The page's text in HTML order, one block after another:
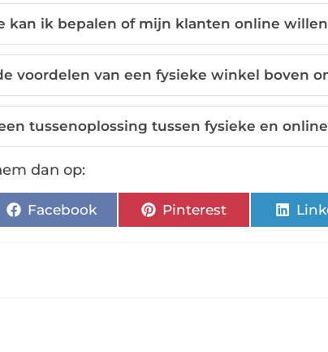
kan ik bepalen of mijn klanten online
voordelen van een fysieke winkel boven
tussenoplossing tussen fysieke en
dan op:
Facebook Pinterest